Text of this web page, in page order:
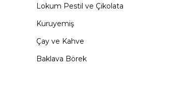
Lokum Pestil ve Çikolata
Kuruyemiş
Çay ve Kahve
Baklava Börek